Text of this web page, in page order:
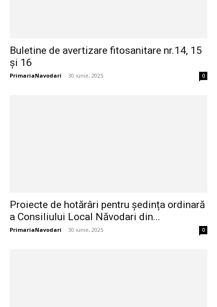
Buletine de avertizare fitosanitare nr.14, 15
și 16
PrimariaNavodari - 30 iunie, 2025 0
Proiecte de hotărâri pentru ședința ordinară
a Consiliului Local Năvodari din...
PrimariaNavodari - 30 iunie, 2025 0